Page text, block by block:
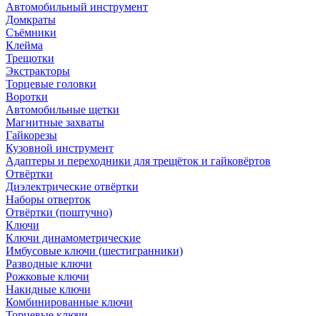
Автомобильный инструмент
Домкраты
Съёмники
Клейма
Трещотки
Экстракторы
Торцевые головки
Воротки
Автомобильные щетки
Магнитные захваты
Гайкорезы
Кузовной инструмент
Адаптеры и переходники для трещёток и гайковёртов
Отвёртки
Диэлектрические отвёртки
Наборы отверток
Отвёртки (поштучно)
Ключи
Ключи динамометрические
Имбусовые ключи (шестигранники)
Разводные ключи
Рожковые ключи
Накидные ключи
Комбинированные ключи